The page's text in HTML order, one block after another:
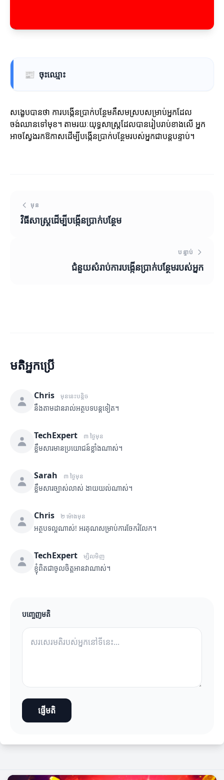
📰 ចុះឈ្មោះ
សង្ខេបបានថា ការបង្កើនប្រាក់បន្ថែមគឺសមស្របសម្រាប់អ្នកដែល
ចង់ឈានទៅមុខ។ តាមរយៈយុទ្ធសាស្ត្រដែលបានរៀបរាប់ខាងលើ អ្នក
អាចស្វែងរកឱកាសដើម្បីបង្កើនប្រាក់បន្ថែមរបស់អ្នកជាបន្តបន្ទាប់។
មុន
វិធីសាស្ត្រ​ដើម្បី​បង្កើនប្រាក់បន្ថែម
បន្ទាប់
ជំនួយសំរាប់ការបង្កើនប្រាក់បន្ថែមរបស់អ្នក
មតិអ្នកប្រើ
Chris មុននេះបន្តិច
នឹងតាមដានរាល់អត្ថបទបន្តទៀត។
TechExpert ៣ ថ្ងៃមុន
ខ្លឹមសារមានប្រយោជន៍ខ្លាំងណាស់។
Sarah ៣ ថ្ងៃមុន
ខ្លឹមសារច្បាស់លាស់ ងាយយល់ណាស់។
Chris ២ ម៉ោងមុន
អត្ថបទល្អណាស់! អរគុណសម្រាប់ការចែករំលែក។
TechExpert ម្សិលមិញ
ខ្ញុំពិតជាចូលចិត្តអានវាណាស់។
បញ្ចេញមតិ
ផ្ញើមតិ